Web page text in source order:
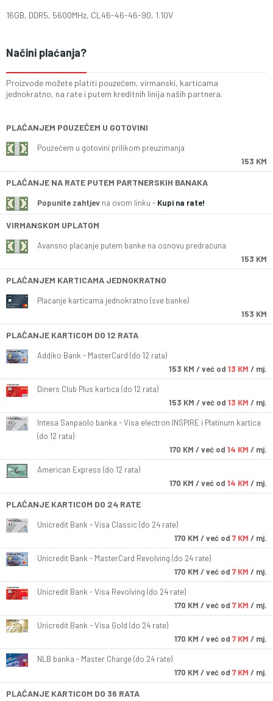
16GB, DDR5, 5600MHz, CL46-46-46-90, 1.10V
Načini plaćanja?
Proizvode možete platiti pouzećem, virmanski, karticama
jednokratno, na rate i putem kreditnih linija naših partnera.
PLAĆANJEM POUZEĆEM U GOTOVINI
Pouzećem u gotovini prilikom preuzimanja
153 KM
PLAĆANJE NA RATE PUTEM PARTNERSKIH BANAKA
Popunite zahtjev na ovom linku - Kupi na rate!
VIRMANSKOM UPLATOM
Avansno plaćanje putem banke na osnovu predračuna
153 KM
PLAĆANJEM KARTICAMA JEDNOKRATNO
Plaćanje karticama jednokratno (sve banke)
153 KM
PLAĆANJE KARTICOM DO 12 RATA
Addiko Bank - MasterCard (do 12 rata)
153 KM / već od 13 KM / mj.
Diners Club Plus kartica (do 12 rata)
153 KM / već od 13 KM / mj.
Intesa Sanpaolo banka - Visa electron INSPIRE i Platinum kartica
(do 12 rata)
170 KM / već od 14 KM / mj.
American Express (do 12 rata)
170 KM / već od 14 KM / mj.
PLAĆANJE KARTICOM DO 24 RATE
Unicredit Bank - Visa Classic (do 24 rate)
170 KM / već od 7 KM / mj.
Unicredit Bank - MasterCard Revolving (do 24 rate)
170 KM / već od 7 KM / mj.
Unicredit Bank - Visa Revolving (do 24 rate)
170 KM / već od 7 KM / mj.
Unicredit Bank - Visa Gold (do 24 rate)
170 KM / već od 7 KM / mj.
NLB banka - Master Charge (do 24 rate)
170 KM / već od 7 KM / mj.
PLAĆANJE KARTICOM DO 36 RATA